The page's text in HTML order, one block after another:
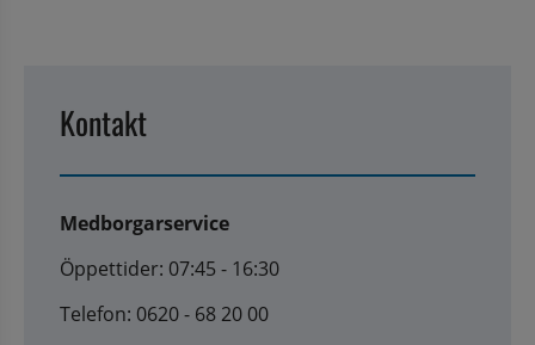
Kontakt
Medborgarservice
Öppettider: 07:45 - 16:30
Telefon: 0620 - 68 20 00